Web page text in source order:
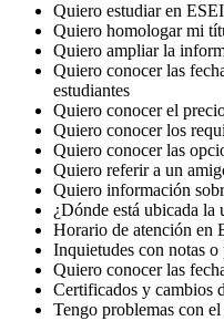
Quiero estudiar en
Quiero homologar mi
Quiero ampliar la
Quiero conocer las
estudiantes
Quiero conocer el
Quiero conocer los
Quiero conocer las
Quiero referir a un
Quiero información
¿Dónde está ubicada la
Horario de atención en
Inquietudes con notas o
Quiero conocer las
Certificados y cambios
Tengo problemas con